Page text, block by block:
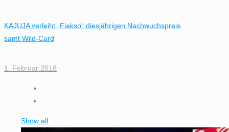
KAJUJA verleiht „Fiakso“ diesjährigen Nachwuchspreis
samt Wild-Card
1. Februar 2018
Show all